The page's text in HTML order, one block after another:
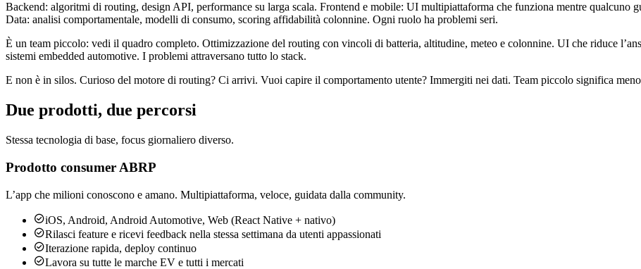
Backend: algoritmi di routing, design API, performance su larga scala. Frontend e mobile: UI multipiattaforma che funziona mentre qualcuno
Data: analisi comportamentale, modelli di consumo, scoring affidabilità colonnine. Ogni ruolo ha problemi seri.
È un team piccolo: vedi il quadro completo. Ottimizzazione del routing con vincoli di batteria, altitudine, meteo e colonnine. UI che riduce
sistemi embedded automotive. I problemi attraversano tutto lo stack.
E non è in silos. Curioso del motore di routing? Ci arrivi. Vuoi capire il comportamento utente? Immergiti nei dati. Team piccolo significa
Due prodotti, due percorsi
Stessa tecnologia di base, focus giornaliero diverso.
Prodotto consumer ABRP
L’app che milioni conoscono e amano. Multipiattaforma, veloce, guidata dalla community.
iOS, Android, Android Automotive, Web (React Native + nativo)
Rilasci feature e ricevi feedback nella stessa settimana da utenti appassionati
Iterazione rapida, deploy continuo
Lavora su tutte le marche EV e tutti i mercati